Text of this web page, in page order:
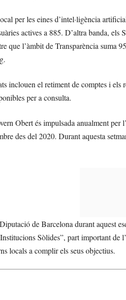
per les eines d’intel·ligència
actives a 885. D’altra banda,
que l’àmbit de Transparència suma
inclouen el retiment de comptes i els
per a consulta.
Obert és impulsada anualment
des del 2020. Durant aquesta
de Barcelona durant aquest
Sòlides”, part important
locals a complir els seus objectius.